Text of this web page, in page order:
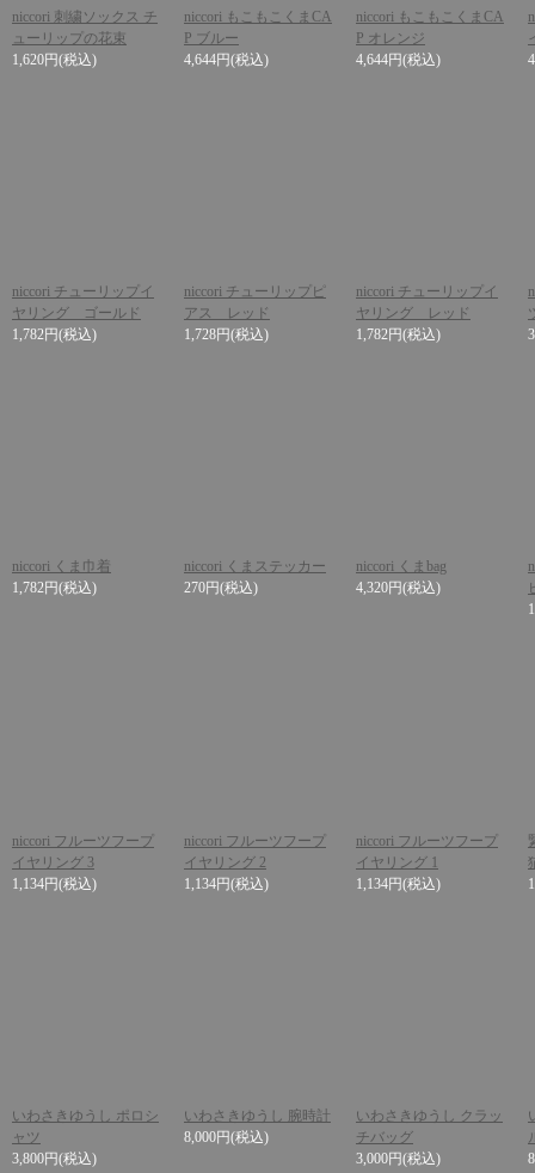
niccori 刺繍ソックス チ
ューリップの花束
1,620円(税込)
niccori もこもこくまCA
P ブルー
4,644円(税込)
niccori もこもこくまCA
P オレンジ
4,644円(税込)
niccori チューリップイ
ヤリング ゴールド
1,782円(税込)
niccori チューリップピ
アス レッド
1,728円(税込)
niccori チューリップイ
ヤリング レッド
1,782円(税込)
niccori くま巾着
1,782円(税込)
niccori くまステッカー
270円(税込)
niccori くまbag
4,320円(税込)
niccori フルーツフープ
イヤリング 3
1,134円(税込)
niccori フルーツフープ
イヤリング 2
1,134円(税込)
niccori フルーツフープ
イヤリング 1
1,134円(税込)
いわさきゆうし ポロシ
ャツ
3,800円(税込)
いわさきゆうし 腕時計
8,000円(税込)
いわさきゆうし クラッ
チバッグ
3,000円(税込)